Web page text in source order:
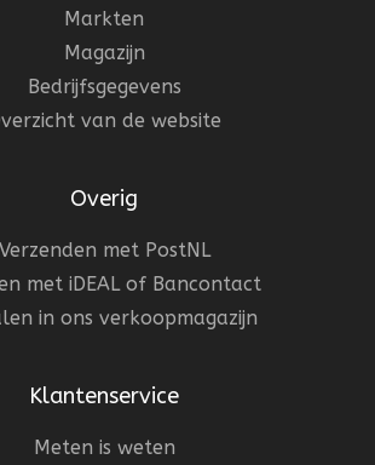
Markten
Magazijn
Bedrijfsgegevens
van de website
Overig
Verzenden met PostNL
met iDEAL of Bancontact
in ons verkoopmagazijn
Klantenservice
Meten is weten